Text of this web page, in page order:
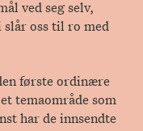
ved seg selv,
oss til ro med
første ordinære
temaområde som
har de innsendte